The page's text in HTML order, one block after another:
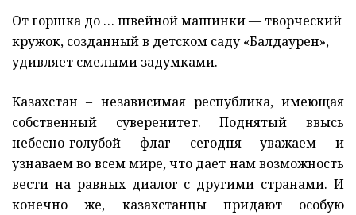
От горшка до … швейной машинки — творческий
кружок, созданный в детском саду «Балдаурен»,
удивляет смелыми задумками.
Казахстан – независимая республика, имеющая
собственный суверенитет. Поднятый ввысь
небесно-голубой флаг сегодня уважаем и
узнаваем во всем мире, что дает нам возможность
вести на равных диалог с другими странами. И
конечно же, казахстанцы придают особую